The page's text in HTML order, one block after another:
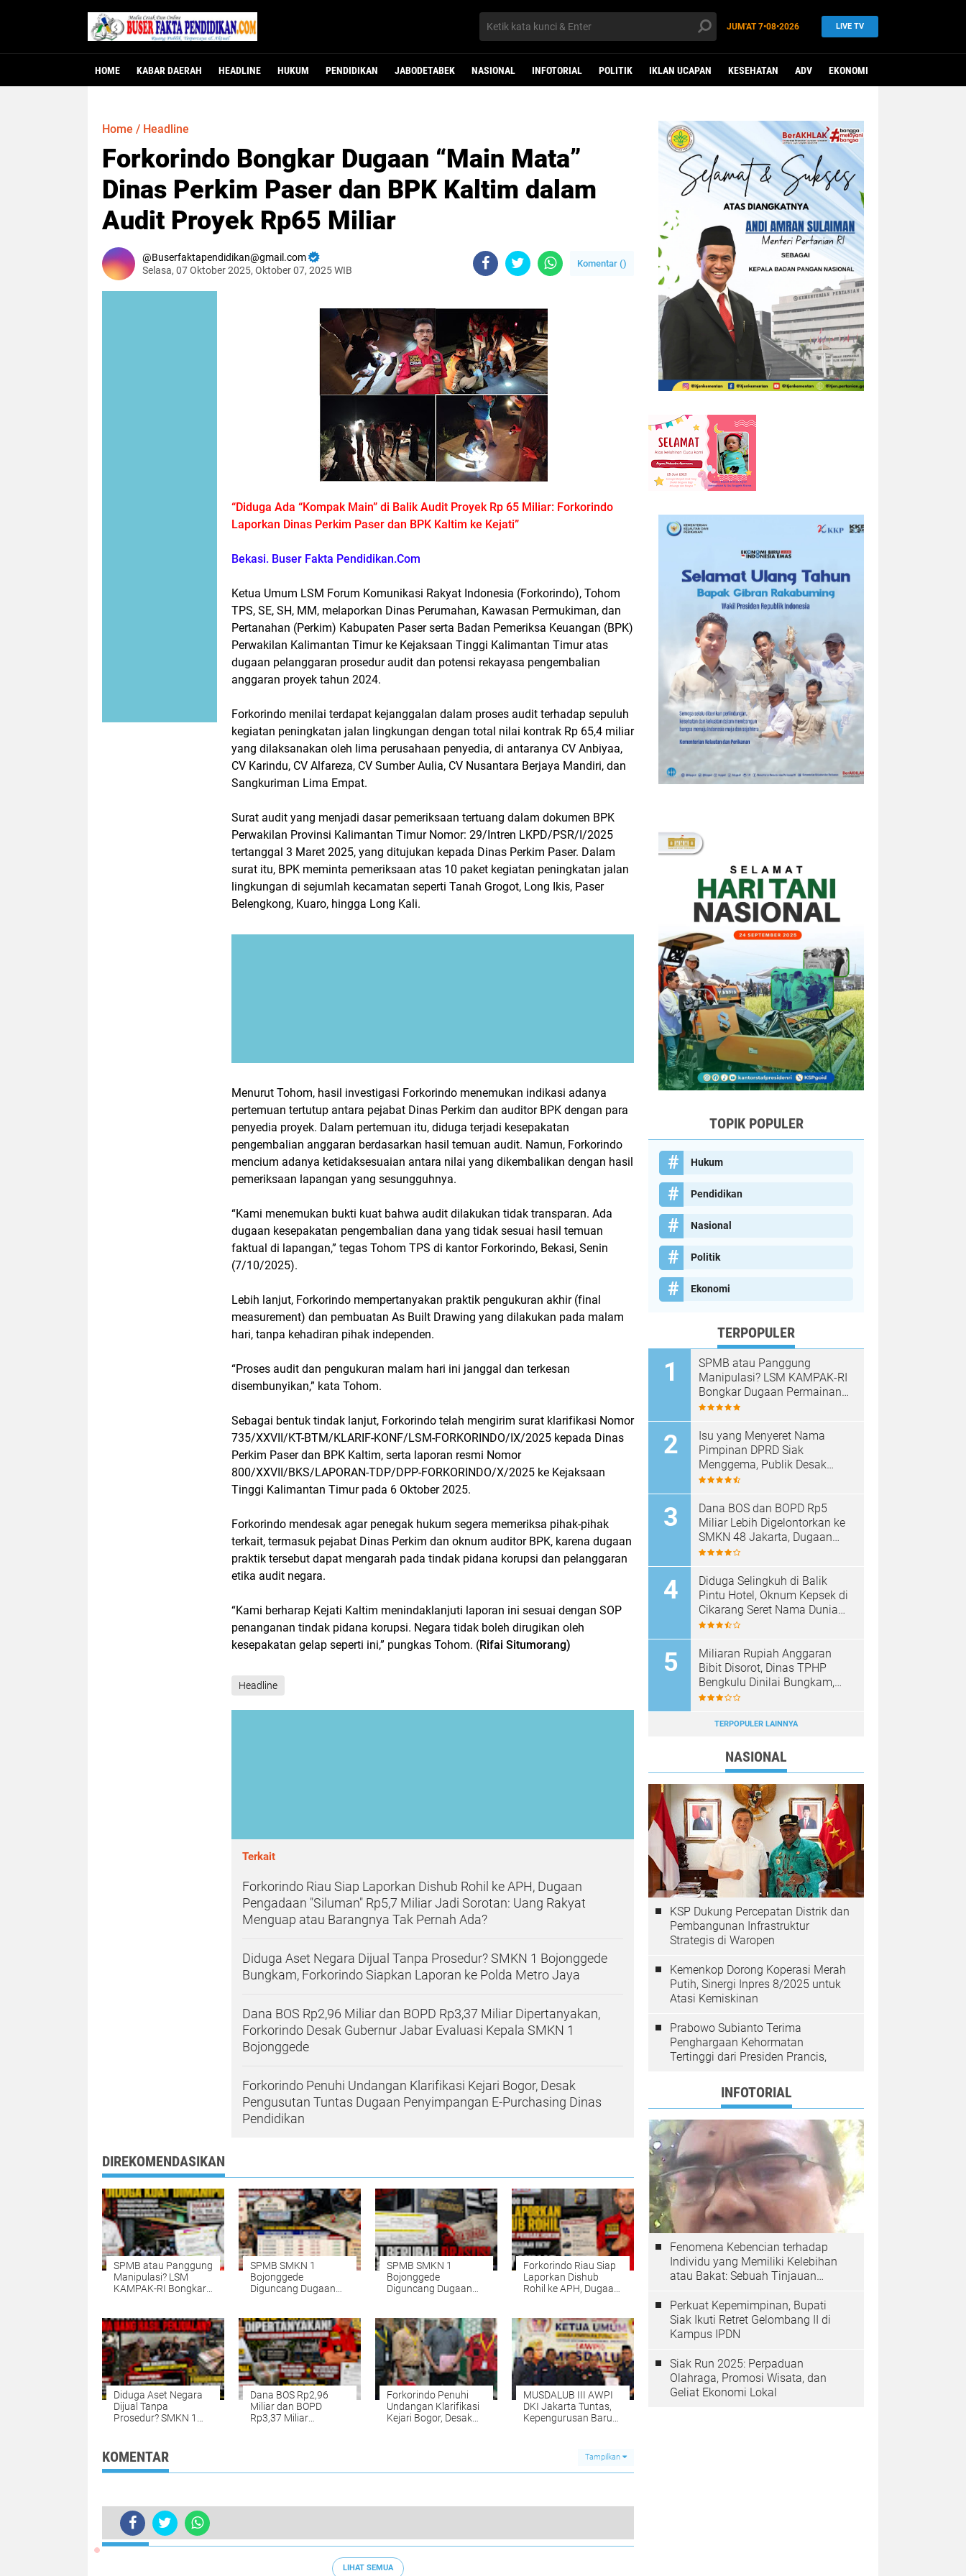
JUM'AT7•08•2026 LIVE TV
HOME KABAR DAERAH HEADLINE HUKUM PENDIDIKAN JABODETABEK NASIONAL INFOTORIAL POLITIK IKLAN UCAPAN KESEHATAN ADV EKONOMI
Home / Headline
Forkorindo Bongkar Dugaan “Main Mata”
Dinas Perkim Paser dan BPK Kaltim dalam
Audit Proyek Rp65 Miliar
Buserfaktapendidikan@gmail.com
Selasa, 07 Oktober 2025, Oktober 07, 2025 WIB
Komentar ()
“Diduga Ada “Kompak Main” di Balik Audit Proyek Rp 65 Miliar: Forkorindo
Laporkan Dinas Perkim Paser dan BPK Kaltim ke Kejati”
Bekasi. Buser Fakta Pendidikan.Com
Ketua Umum LSM Forum Komunikasi Rakyat Indonesia (Forkorindo), Tohom
TPS, SE, SH, MM, melaporkan Dinas Perumahan, Kawasan Permukiman, dan
Pertanahan (Perkim) Kabupaten Paser serta Badan Pemeriksa Keuangan (BPK)
Perwakilan Kalimantan Timur ke Kejaksaan Tinggi Kalimantan Timur atas
dugaan pelanggaran prosedur audit dan potensi rekayasa pengembalian
anggaran proyek tahun 2024.
Forkorindo menilai terdapat kejanggalan dalam proses audit terhadap sepuluh
kegiatan peningkatan jalan lingkungan dengan total nilai kontrak Rp 65,4 miliar
yang dilaksanakan oleh lima perusahaan penyedia, di antaranya CV Anbiyaa,
CV Karindu, CV Alfareza, CV Sumber Aulia, CV Nusantara Berjaya Mandiri, dan
Sangkuriman Lima Empat.
Surat audit yang menjadi dasar pemeriksaan tertuang dalam dokumen BPK
Perwakilan Provinsi Kalimantan Timur Nomor: 29/Intren LKPD/PSR/I/2025
tertanggal 3 Maret 2025, yang ditujukan kepada Dinas Perkim Paser. Dalam
surat itu, BPK meminta pemeriksaan atas 10 paket kegiatan peningkatan jalan
lingkungan di sejumlah kecamatan seperti Tanah Grogot, Long Ikis, Paser
Belengkong, Kuaro, hingga Long Kali.
Menurut Tohom, hasil investigasi Forkorindo menemukan indikasi adanya
pertemuan tertutup antara pejabat Dinas Perkim dan auditor BPK dengan para
penyedia proyek. Dalam pertemuan itu, diduga terjadi kesepakatan
pengembalian anggaran berdasarkan hasil temuan audit. Namun, Forkorindo
mencium adanya ketidaksesuaian antara nilai yang dikembalikan dengan hasil
pemeriksaan lapangan yang sesungguhnya.
“Kami menemukan bukti kuat bahwa audit dilakukan tidak transparan. Ada
dugaan kesepakatan pengembalian dana yang tidak sesuai hasil temuan
faktual di lapangan,” tegas Tohom TPS di kantor Forkorindo, Bekasi, Senin
(7/10/2025).
Lebih lanjut, Forkorindo mempertanyakan praktik pengukuran akhir (final
measurement) dan pembuatan As Built Drawing yang dilakukan pada malam
hari, tanpa kehadiran pihak independen.
“Proses audit dan pengukuran malam hari ini janggal dan terkesan
disembunyikan,” kata Tohom.
Sebagai bentuk tindak lanjut, Forkorindo telah mengirim surat klarifikasi Nomor
735/XXVII/KT-BTM/KLARIF-KONF/LSM-FORKORINDO/IX/2025 kepada Dinas
Perkim Paser dan BPK Kaltim, serta laporan resmi Nomor
800/XXVII/BKS/LAPORAN-TDP/DPP-FORKORINDO/X/2025 ke Kejaksaan
Tinggi Kalimantan Timur pada 6 Oktober 2025.
Forkorindo mendesak agar penegak hukum segera memeriksa pihak-pihak
terkait, termasuk pejabat Dinas Perkim dan oknum auditor BPK, karena dugaan
praktik tersebut dapat mengarah pada tindak pidana korupsi dan pelanggaran
etika audit negara.
“Kami berharap Kejati Kaltim menindaklanjuti laporan ini sesuai dengan SOP
penanganan tindak pidana korupsi. Negara tidak boleh dirugikan oleh
kesepakatan gelap seperti ini,” pungkas Tohom. (Rifai Situmorang)
Headline
Terkait
Forkorindo Riau Siap Laporkan Dishub Rohil ke APH, Dugaan
Pengadaan "Siluman" Rp5,7 Miliar Jadi Sorotan: Uang Rakyat
Menguap atau Barangnya Tak Pernah Ada?
Diduga Aset Negara Dijual Tanpa Prosedur? SMKN 1 Bojonggede
Bungkam, Forkorindo Siapkan Laporan ke Polda Metro Jaya
Dana BOS Rp2,96 Miliar dan BOPD Rp3,37 Miliar Dipertanyakan,
Forkorindo Desak Gubernur Jabar Evaluasi Kepala SMKN 1
Bojonggede
Forkorindo Penuhi Undangan Klarifikasi Kejari Bogor, Desak
Pengusutan Tuntas Dugaan Penyimpangan E-Purchasing Dinas
Pendidikan
DIREKOMENDASIKAN
SPMB atau Panggung
Manipulasi? LSM
KAMPAK-RI Bongkar
Babelan, Desak Polda
Metro Jaya Turun
Tangan
SPMB SMKN 1
Bojonggede
Diguncang Dugaan
Aparat Usut Tuntas
dan Audit Sistem
SPMB SMKN 1
Bojonggede
Diguncang Dugaan
Mainkan Masa Depan
Anak Bangsa!
Forkorindo Riau Siap
Laporkan Dishub
Rohil ke APH, Dugaan
Sorotan: Uang Rakyat
Menguap atau
Barangnya Tak
Pernah Ada?
Diduga Aset Negara
Dijual Tanpa
Prosedur? SMKN 1
Siapkan Laporan ke
Polda Metro Jaya
Dana BOS Rp2,96
Miliar dan BOPD
Rp3,37 Miliar
SMKN 1 Bojonggede
Forkorindo Penuhi
Undangan Klarifikasi
Kejari Bogor, Desak
Pendidikan
MUSDALUB III AWPI
DKI Jakarta Tuntas,
Kepengurusan Baru
Marwah Organisasi
KOMENTAR Tampilkan
Forkorindo Bongkar Dugaan “Main Mata” Dinas Perkim Paser dan BPK Kaltim dalam Audit Proyek Rp65 Miliar
TERKINI
LIHAT SEMUA
TOPIK POPULER
Hukum
Pendidikan
Nasional
Politik
Ekonomi
TERPOPULER
SPMB atau Panggung
Manipulasi? LSM KAMPAK-RI
Bongkar Dugaan Permainan
Titik Koordinat di SMKN 1 dan
Isu yang Menyeret Nama
Pimpinan DPRD Siak
Menggema, Publik Desak
Klarifikasi Terbuka dan
Bukti
Dana BOS dan BOPD Rp5
Miliar Lebih Digelontorkan ke
SMKN 48 Jakarta, Dugaan
Tumpang Tindih Belanja dan
Tanda Tanya Besar
Diduga Selingkuh di Balik
Pintu Hotel, Oknum Kepsek di
Cikarang Seret Nama Dunia
Pendidikan ke Lumpur
Miliaran Rupiah Anggaran
Bibit Disorot, Dinas TPHP
Bengkulu Dinilai Bungkam,
LSM GERINDO Tempuh Jalur
TERPOPULER LAINNYA
NASIONAL
KSP Dukung Percepatan Distrik dan
Pembangunan Infrastruktur
Strategis di Waropen
Kemenkop Dorong Koperasi Merah
Putih, Sinergi Inpres 8/2025 untuk
Atasi Kemiskinan
Prabowo Subianto Terima
Penghargaan Kehormatan
Tertinggi dari Presiden Prancis,
INFOTORIAL
Fenomena Kebencian terhadap
Individu yang Memiliki Kelebihan
atau Bakat: Sebuah Tinjauan
Perkuat Kepemimpinan, Bupati
Siak Ikuti Retret Gelombang II di
Kampus IPDN
Siak Run 2025: Perpaduan
Olahraga, Promosi Wisata, dan
Geliat Ekonomi Lokal